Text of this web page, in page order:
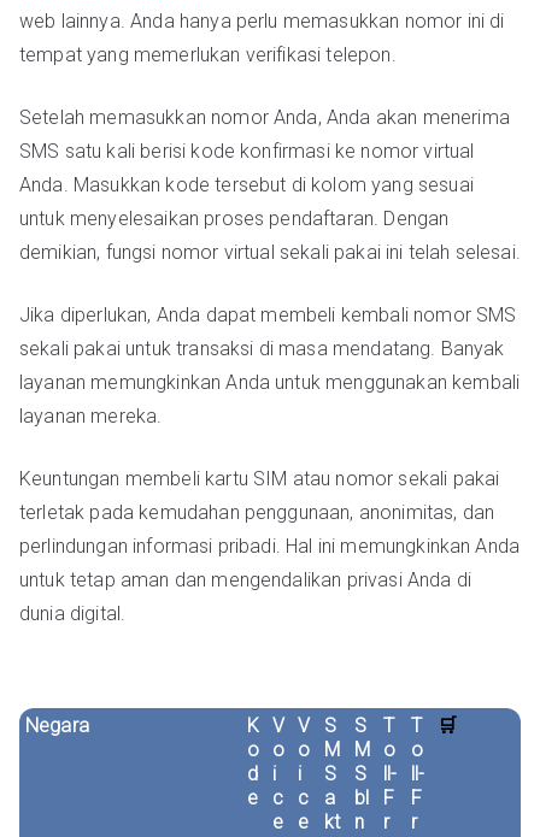
web lainnya. Anda hanya perlu memasukkan nomor ini di
tempat yang memerlukan verifikasi telepon.
Setelah memasukkan nomor Anda, Anda akan menerima
SMS satu kali berisi kode konfirmasi ke nomor virtual
Anda. Masukkan kode tersebut di kolom yang sesuai
untuk menyelesaikan proses pendaftaran. Dengan
demikian, fungsi nomor virtual sekali pakai ini telah selesai.
Jika diperlukan, Anda dapat membeli kembali nomor SMS
sekali pakai untuk transaksi di masa mendatang. Banyak
layanan memungkinkan Anda untuk menggunakan kembali
layanan mereka.
Keuntungan membeli kartu SIM atau nomor sekali pakai
terletak pada kemudahan penggunaan, anonimitas, dan
perlindungan informasi pribadi. Hal ini memungkinkan Anda
untuk tetap aman dan mengendalikan privasi Anda di
dunia digital.
Negara
K
o
d
e
V
o
i
c
e
V
o
i
c
e
S
M
S
a
kt
S
M
S
bl
n
T
o
ll-
F
r
T
o
ll-
F
r
🛒